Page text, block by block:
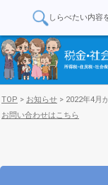
しらべたい内容
TOP > お知らせ > 2022年4月
お問い合わせはこちら